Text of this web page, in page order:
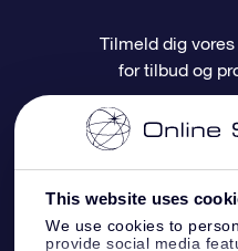
This website uses
We use cookies to
provide social media
Anmeldelser
OSR Gavekortet
Firmagaver
Personliggjort
One Million Stars
OSR Stjerne-
Betalingsinformation
Returpolitik
Tilmeld dig vores
for tilbud og